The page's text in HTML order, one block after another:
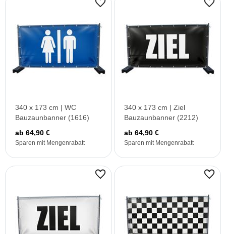
340 x 173 cm | WC
Bauzaunbanner (1616)
ab 64,90 €
Sparen mit Mengenrabatt
340 x 173 cm | Ziel
Bauzaunbanner (2212)
ab 64,90 €
Sparen mit Mengenrabatt